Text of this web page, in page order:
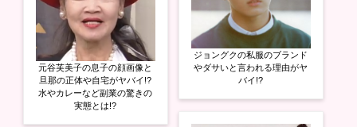
元谷芙美子の息子の顔画像と
旦那の正体や自宅がヤバイ!?
水やカレーなど副業の驚きの
実態とは!?
ジョングクの私服のブランド
やダサいと言われる理由がヤ
バイ!?